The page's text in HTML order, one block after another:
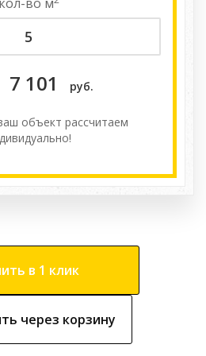
кол-во м
7 101 руб.
объект расcчитаем
в 1 клик
через корзину